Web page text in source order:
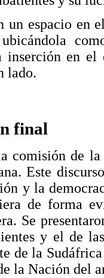
un espacio en
inserción en
lado.
final
comisión de
Este
y la
de forma
Se
y el de
de la
la Nación del